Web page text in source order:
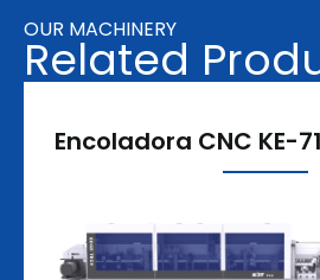
OUR MACHINERY
Related
Encoladora CNC KE-